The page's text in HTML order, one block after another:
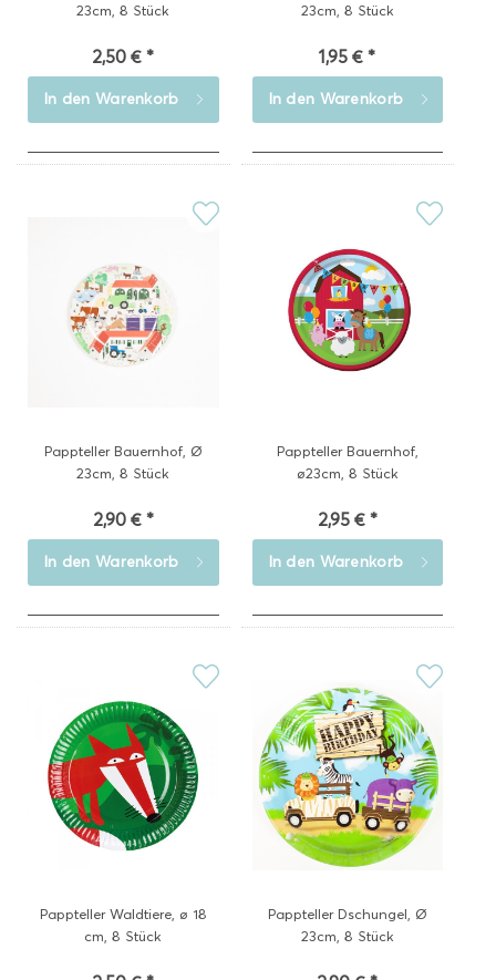
23cm, 8 Stück
2,50 € *
In den Warenkorb
23cm, 8 Stück
1,95 € *
In den Warenkorb
Pappteller Bauernhof, Ø
23cm, 8 Stück
2,90 € *
In den Warenkorb
Pappteller Bauernhof,
ø23cm, 8 Stück
2,95 € *
In den Warenkorb
Pappteller Waldtiere, ø 18
cm, 8 Stück
Pappteller Dschungel, Ø
23cm, 8 Stück